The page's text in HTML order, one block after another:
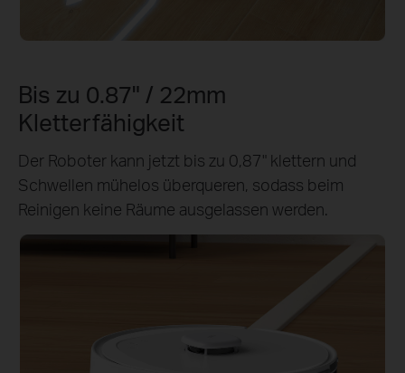
Bis zu 0.87" / 22mm
Kletterfähigkeit
Der Roboter kann jetzt bis zu 0,87" klettern und
Schwellen mühelos überqueren, sodass beim
Reinigen keine Räume ausgelassen werden.